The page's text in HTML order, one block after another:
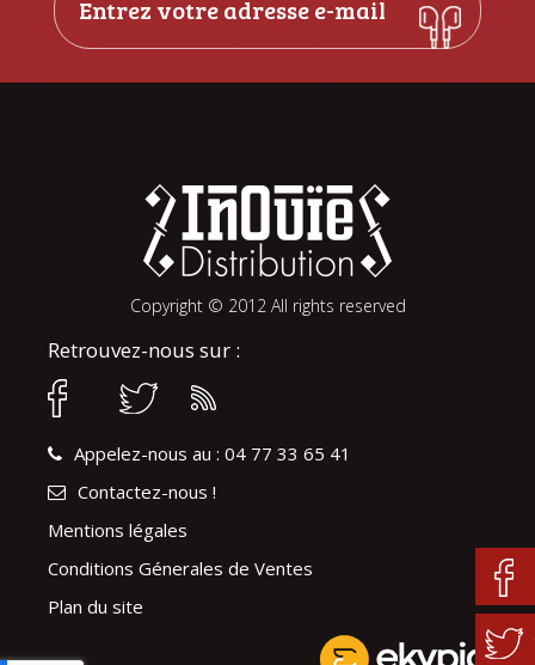
Copyright © 2012 All rights reserved
Retrouvez-nous sur :
Appelez-nous au : 04 77 33 65 41
Contactez-nous !
Mentions légales
Conditions Génerales de Ventes
Plan du site